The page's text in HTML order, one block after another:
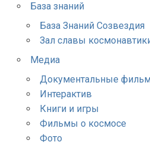
База знаний
База Знаний Созвездия
Зал славы
Медиа
Документальные
Интерактив
Книги и игры
Фильмы о космосе
Фото